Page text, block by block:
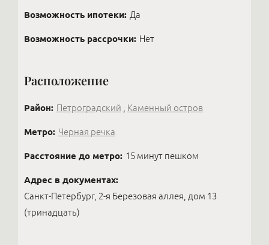
Возможность ипотеки: Да
Возможность рассрочки: Нет
Расположение
Район: Петроградский Каменный остров
Метро: Черная речка
Расстояние до метро: 15 минут пешком
Адрес в документах:
Санкт-Петербург, 2-я Березовая аллея, дом 13
(тринадцать)